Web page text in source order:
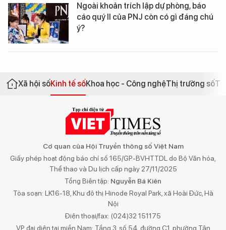
Ngoài khoản trích lập dự phòng, báo
cáo quý II của PNJ còn có gì đáng chú
ý?
Xã hội sốKinh tế sốKhoa học - Công nghệThị trường số
Cơ quan của Hội Truyền thông số Việt Nam
Giấy phép hoạt động báo chí số 165/GP-BVHTTDL do Bộ Văn hóa,
Thể thao và Du lịch cấp ngày 27/11/2025
Tổng Biên tập: Nguyễn Bá Kiên
Tòa soạn: LK16-18, Khu đô thị Hinode Royal Park, xã Hoài Đức, Hà
Nội
Điện thoại/fax: (024)32 151175
VP đại diện tại miền Nam: Tầng 3, số 54, đường C1, phường Tân